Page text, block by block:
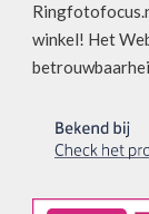
winkel! Het